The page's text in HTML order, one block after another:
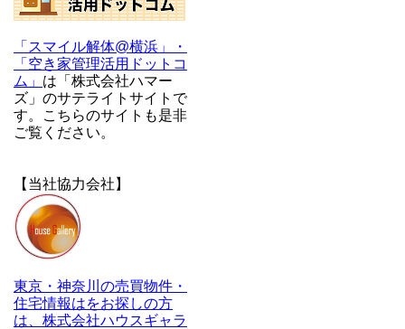
「スマイル解体@横浜」・
「空き家管理活用ドットコ
ム」 は「株式会社ハマー
ズ」のサテライトサイトで
す。こちらのサイトも是非
ご覧ください。
【当社協力会社】
東京・神奈川の売買物件・
住宅情報はをお探しの方
は、株式会社ハウスギャラ